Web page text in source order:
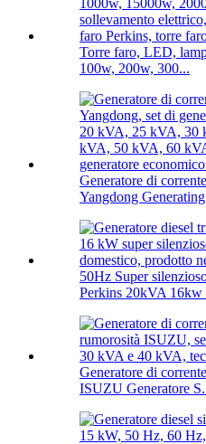
Torre faro, LED,
100w, 200w, 300...
Generatore di
Yangdong
50Hz Super
Perkins 20kVA 16kw
Generatore di
ISUZU Generatore